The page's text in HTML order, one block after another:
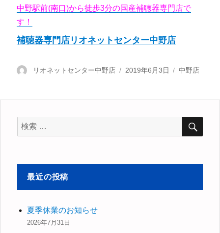
中野駅前(南口)から徒歩3分の国産補聴器専門店で
す！
補聴器専門店リオネットセンター中野店
投
リオネットセンター中野店
投
2019年6月3日
カ
ー
中野店
検
索
象:
最近の投稿
夏季休業のお知らせ
2026年7月31日